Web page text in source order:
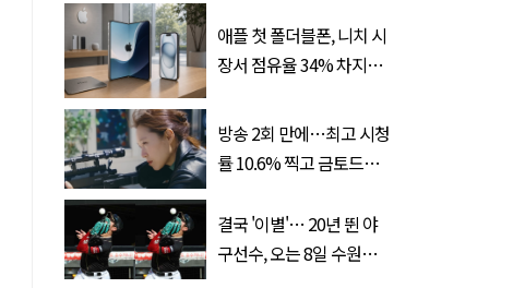
애플 첫 폴더블폰, 니치 시
장서 점유율 34% 차지할
방송 2회 만에…최고 시청
률 10.6% 찍고 금토드라
마'
결국 '이별'… 20년 뛴 야
구선수, 오는 8일 수원서